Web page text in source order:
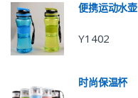
便携运动水壶
Y1402
时尚保温杯